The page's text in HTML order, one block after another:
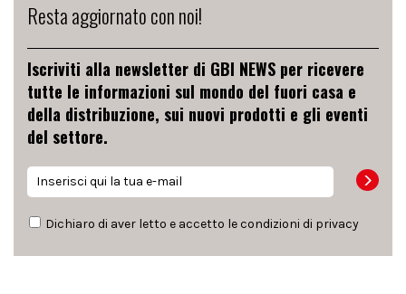
Resta aggiornato con noi!
Iscriviti alla newsletter di GBI NEWS per ricevere
tutte le informazioni sul mondo del fuori casa e
della distribuzione, sui nuovi prodotti e gli eventi
del settore.
Dichiaro di aver letto e accetto le condizioni di privacy